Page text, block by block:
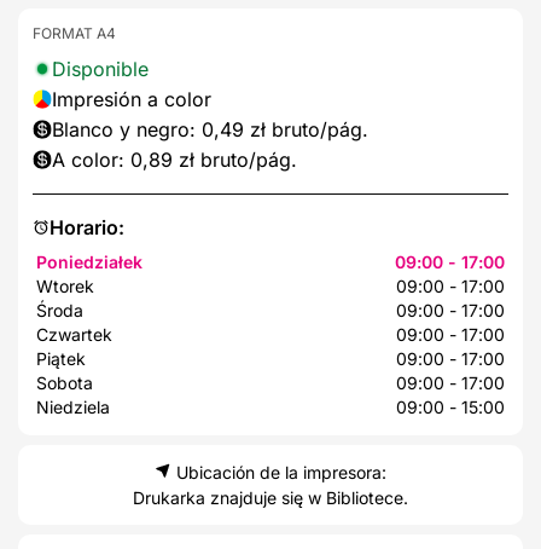
Horario:
Poniedziałek
09:00 - 17:00
Wtorek
09:00 - 17:00
Środa
09:00 - 17:00
Czwartek
09:00 - 17:00
Piątek
09:00 - 17:00
Sobota
09:00 - 17:00
Niedziela
09:00 - 15:00
FORMAT A4
Disponible
Impresión a color
Blanco y negro: 0,49 zł bruto/pág.
A color: 0,89 zł bruto/pág.
Ubicación de la impresora:
Drukarka znajduje się w Bibliotece.